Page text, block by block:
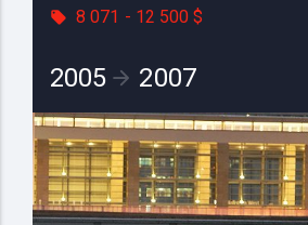
8 071 - 12 500 $
2005 2007